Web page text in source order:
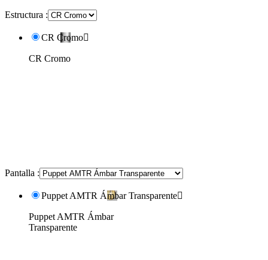
Estructura :
CR Cromo
CR Cromo
Pantalla :
Puppet AMTR Ámbar Transparente
Puppet AMTR Ámbar
Transparente